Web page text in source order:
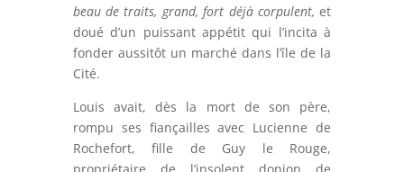
beau de traits, grand, fort déjà corpulent, et
doué d’un puissant appétit qui l’incita à
fonder aussitôt un marché dans l’île de la
Cité.
Louis avait, dès la mort de son père,
rompu ses fiançailles avec Lucienne de
Rochefort, fille de Guy le Rouge,